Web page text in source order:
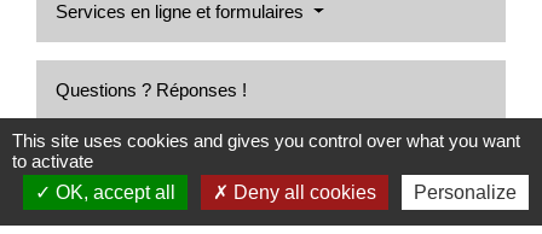
Services en ligne et formulaires
Questions ? Réponses !
Quelles règles doit respecter le vendeur d'un
terrain situé en lotissement ?
Quelles différences entre un terrain isolé et un
This site uses cookies and gives you control over what you want
to activate
OK, accept all
Deny all cookies Personalize